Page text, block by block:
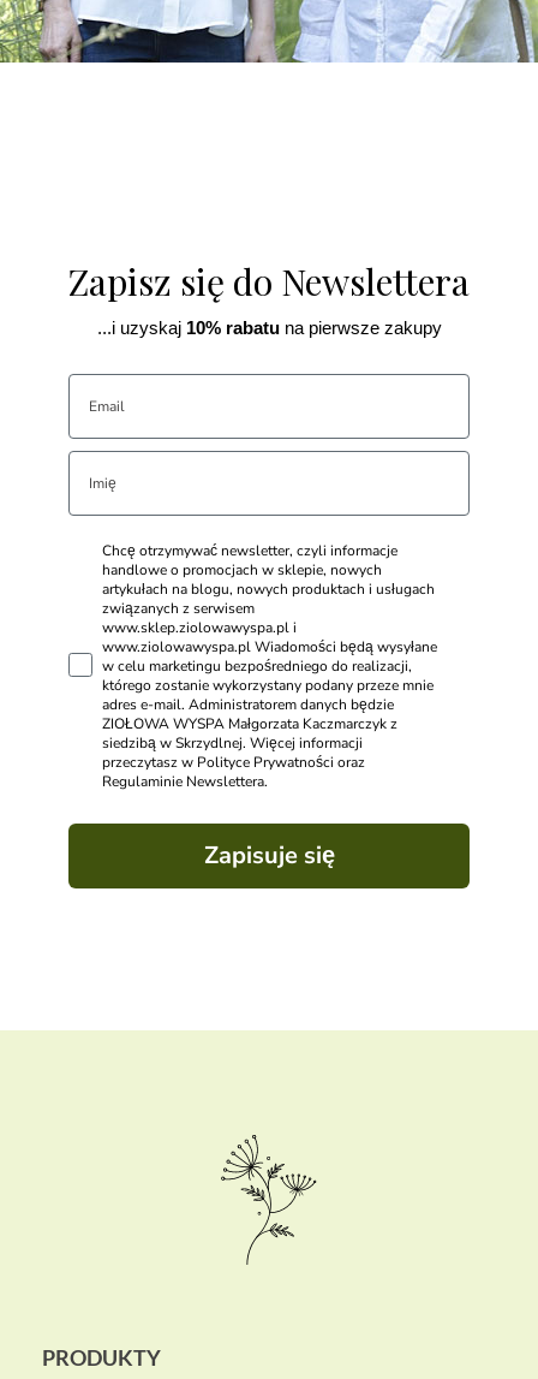
Zapisz się do Newslettera
...i uzyskaj10% rabatuna pierwsze zakupy
Chcę otrzymywać newsletter, czyli informacje
handlowe o promocjach w sklepie, nowych
artykułach na blogu, nowych produktach i usługach
związanych z serwisem
www.sklep.ziolowawyspa.pl i
www.ziolowawyspa.pl Wiadomości będą wysyłane
w celu marketingu bezpośredniego do realizacji,
którego zostanie wykorzystany podany przeze mnie
adres e-mail. Administratorem danych będzie
ZIOŁOWA WYSPA Małgorzata Kaczmarczyk z
siedzibą w Skrzydlnej. Więcej informacji
przeczytasz w Polityce Prywatności oraz
Regulaminie Newslettera.
Zapisuje się
PRODUKTY